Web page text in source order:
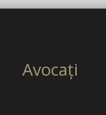
Avocaţi